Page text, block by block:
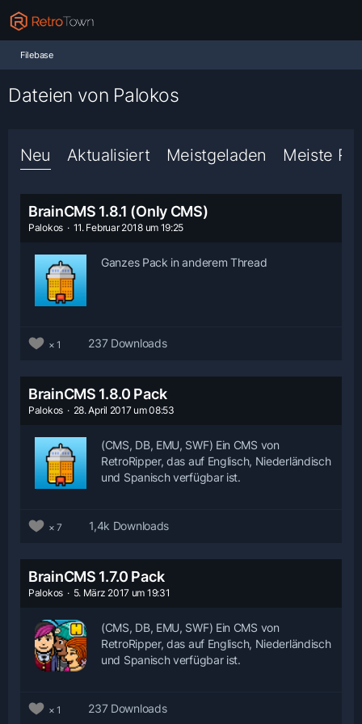
Filebase
Dateien von Palokos
Neu Aktualisiert Meistgeladen Meiste
BrainCMS 1.8.1 (Only CMS)
Palokos 11. Februar 2018 um 19:25
Ganzes Pack in anderem Thread
1 237 Downloads
BrainCMS 1.8.0 Pack
Palokos 28. April 2017 um 08:53
(CMS, DB, EMU, SWF) Ein CMS von
RetroRipper, das auf Englisch, Niederländisch
und Spanisch verfügbar ist.
7 1,4k Downloads
BrainCMS 1.7.0 Pack
Palokos 5. März 2017 um 19:31
(CMS, DB, EMU, SWF) Ein CMS von
RetroRipper, das auf Englisch, Niederländisch
und Spanisch verfügbar ist.
1 237 Downloads